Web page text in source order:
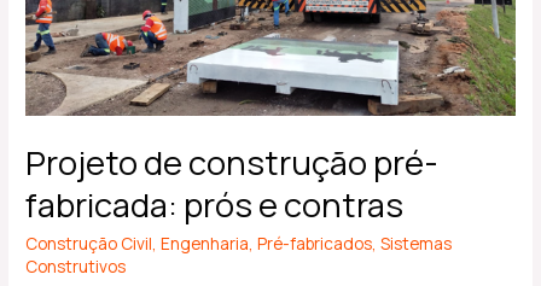
Projeto de construção pré-
fabricada: prós e contras
Construção Civil,Engenharia,Pré-fabricados,Sistemas
Construtivos